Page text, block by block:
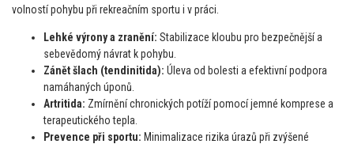
volností pohybu při rekreačním sportu i v práci.
Lehké výrony a zranění: Stabilizace kloubu pro bezpečnější a
sebevědomý návrat k pohybu.
Zánět šlach (tendinitida): Úleva od bolesti a efektivní podpora
namáhaných úponů.
Artritida: Zmírnění chronických potíží pomocí jemné komprese a
terapeutického tepla.
Prevence při sportu: Minimalizace rizika úrazů při zvýšené